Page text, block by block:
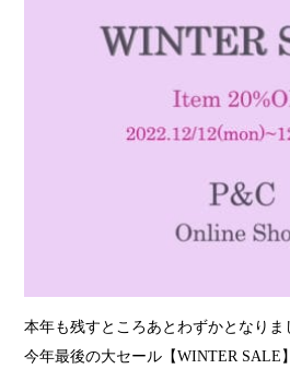
本年も残すところあとわずかとなりま
今年最後の大セール【WINTER SALE